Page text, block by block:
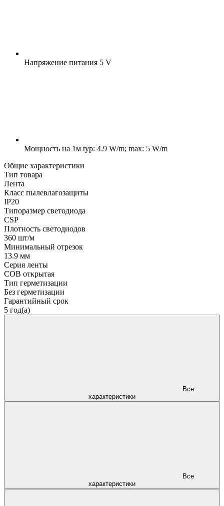
Напряжение питания 5 V
Мощность на 1м typ: 4.9 W/m; max: 5 W/m
Общие характеристики
Тип товара
Лента
Класс пылевлагозащиты
IP20
Типоразмер светодиода
CSP
Плотность светодиодов
360 шт/м
Минимальный отрезок
13.9 мм
Серия ленты
COB открытая
Тип герметизации
Без герметизации
Гарантийный срок
5 год(а)
характеристики
характеристики